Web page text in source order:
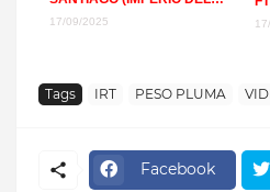
REGGAETON Y TRAP)
17/09/2025
Tags IRT PESO PLUMA
Facebook